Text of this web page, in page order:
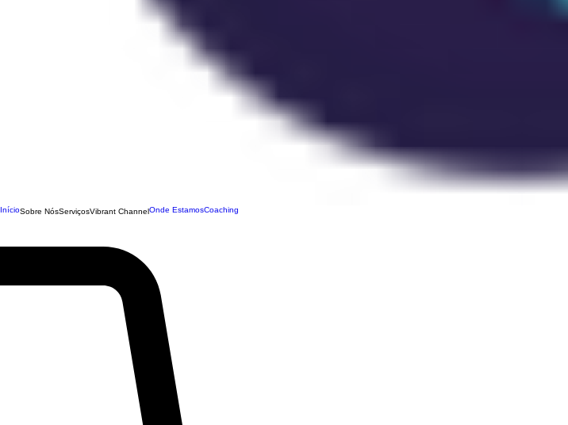
InícioSobre NósServiçosVibrant ChannelOnde EstamosCoaching